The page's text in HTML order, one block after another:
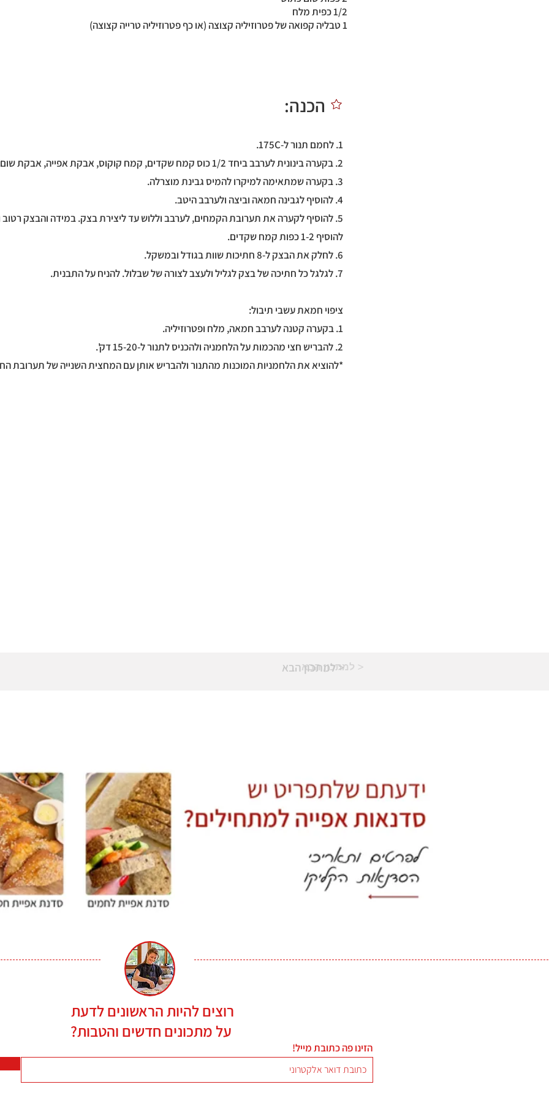
1/2 כפית מלח
1 טבליה קפואה של פטרוזיליה קצוצה (או כף פטרוזיליה טרייה קצוצה)
הכנה:
1. לחמם תנור ל-175C.
2. בקערה בינונית לערבב ביחד 1/2 כוס קמח שקדים, קמח קוקוס, אבקת אפייה, אבקת שום/בצל ומלח.
3. בקערה שמתאימה למיקרו להמיס גבינת מוצרלה.
4. להוסיף לגבינה חמאה וביצה ולערבב היטב.
5. להוסיף לקערה את תערובת הקמחים, לערבב וללוש עד ליצירת בצק. במידה והבצק רטוב
להוסיף 1-2 כפות קמח שקדים.
6. לחלק את הבצק ל-8 חתיכות שוות בגודל ובמשקל.
7. לגלגל כל חתיכה של בצק לגליל ולעצב לצורה של שבלול. להניח על התבנית.
ציפוי חמאת עשבי תיבול:
1. בקערה קטנה לערבב חמאה, מלח ופטרוזיליה.
2. להבריש חצי מהכמות על הלחמניה ולהכניס לתנור ל-15-20 דק'.
*להוציא את הלחמניות המוכנות מהתנור ולהבריש אותן עם המחצית השנייה של תערובת
למתכון הבא > למתכון הבא >
רוצים להיות הראשונים לדעת
על מתכונים חדשים והטבות?
הזינו פה כתובת מייל!